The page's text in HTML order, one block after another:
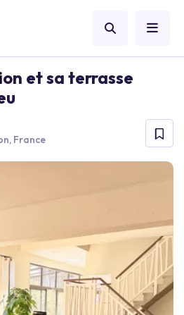
et sa terrasse
France